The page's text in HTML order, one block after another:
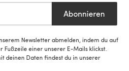
Abonnieren
Newsletter abmelden, indem du auf
Fußzeile einer unserer E-Mails klickst.
deinen Daten findest du in unserer